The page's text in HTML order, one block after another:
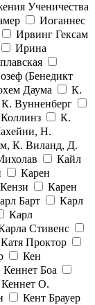
Ученичества
Иоганнес
Ирвинг Гексам
Ирина
(Бенедикт
Даума
К.
К. Вунненберг
К.
Н.
К. Виланд, Д.
Кайл
Карен
Карен
Барт
Карл
Карл
Стивенс
Катя Проктор
Кен
Кеннет Боа
Кеннет О.
Кент Брауер